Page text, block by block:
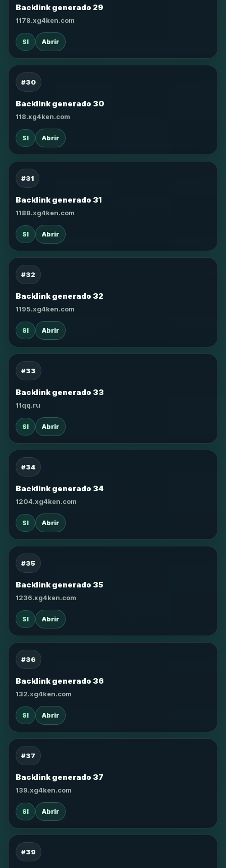
Backlink generado 29
1178.xg4ken.com
SI Abrir
#30
Backlink generado 30
118.xg4ken.com
SI Abrir
#31
Backlink generado 31
1188.xg4ken.com
SI Abrir
#32
Backlink generado 32
1195.xg4ken.com
SI Abrir
#33
Backlink generado 33
11qq.ru
SI Abrir
#34
Backlink generado 34
1204.xg4ken.com
SI Abrir
#35
Backlink generado 35
1236.xg4ken.com
SI Abrir
#36
Backlink generado 36
132.xg4ken.com
SI Abrir
#37
Backlink generado 37
139.xg4ken.com
SI Abrir
#39